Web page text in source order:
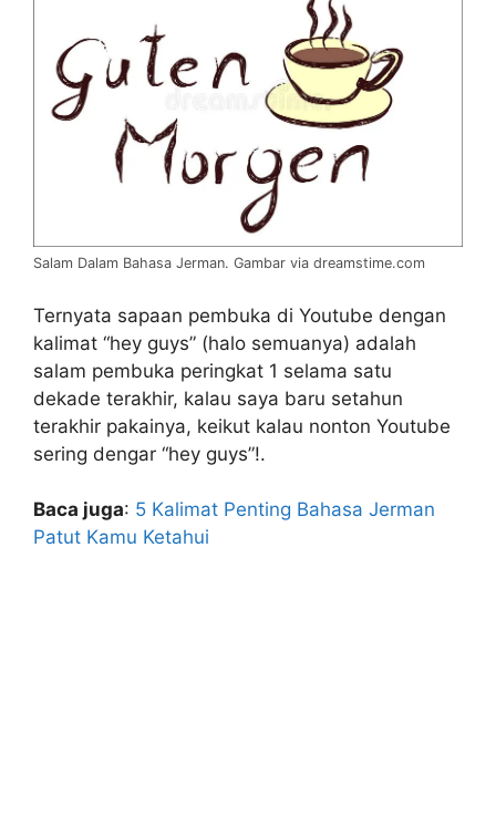
Salam Dalam Bahasa Jerman. Gambar via dreamstime.com
Ternyata sapaan pembuka di Youtube dengan
kalimat “hey guys” (halo semuanya) adalah
salam pembuka peringkat 1 selama satu
dekade terakhir, kalau saya baru setahun
terakhir pakainya, keikut kalau nonton Youtube
sering dengar “hey guys”!.
Baca juga: 5 Kalimat Penting Bahasa Jerman
Patut Kamu Ketahui